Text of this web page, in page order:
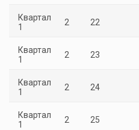
Квартал
1
2 22
Квартал
1
2 23
Квартал
1
2 24
Квартал
1
2 25